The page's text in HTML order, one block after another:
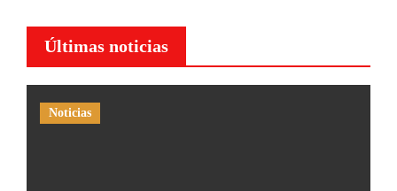
Últimas noticias
Noticias